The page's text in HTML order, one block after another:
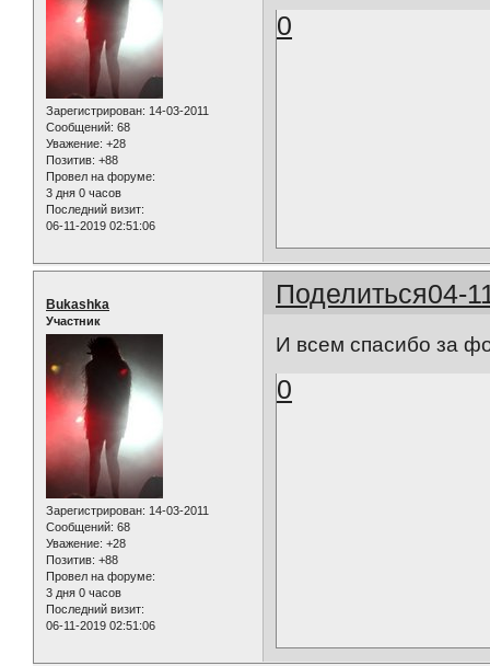
Зарегистрирован: 14-03-2011
Сообщений: 68
Уважение: +28
Позитив: +88
Провел на форуме:
3 дня 0 часов
Последний визит:
06-11-2019 02:51:06
0
Поделиться04-
Bukashka
Участник
Зарегистрирован: 14-03-2011
Сообщений: 68
Уважение: +28
Позитив: +88
Провел на форуме:
3 дня 0 часов
Последний визит:
06-11-2019 02:51:06
И всем спасибо за
0